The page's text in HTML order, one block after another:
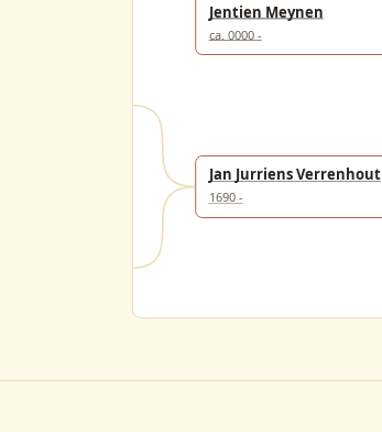
Jentien Meynen
ca. 0000 -
Jan Jurriens Verrenhout
1690 -